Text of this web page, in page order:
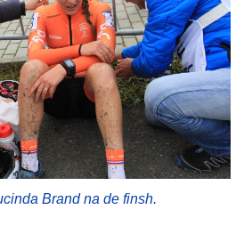
Brand na de finsh.